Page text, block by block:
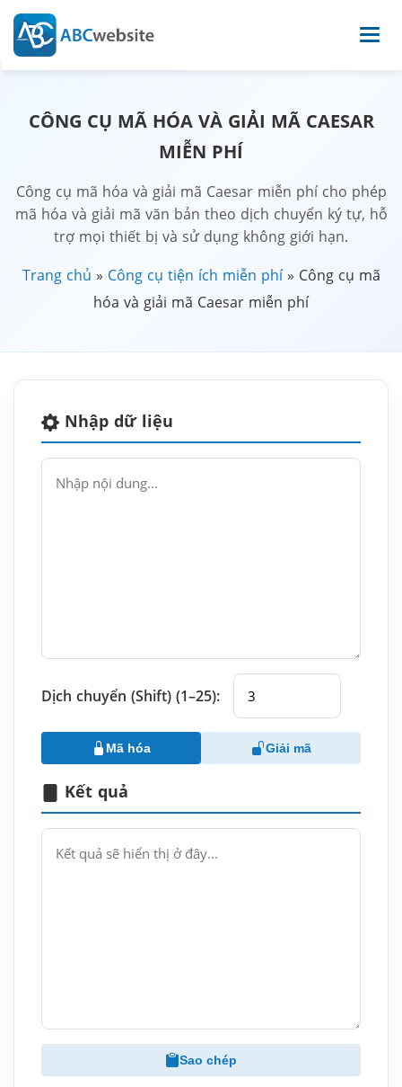
CÔNG CỤ MÃ HÓA VÀ GIẢI MÃ CAESAR
MIỄN PHÍ
Công cụ mã hóa và giải mã Caesar miễn phí cho phép
mã hóa và giải mã văn bản theo dịch chuyển ký tự, hỗ
trợ mọi thiết bị và sử dụng không giới hạn.
Trang chủ » Công cụ tiện ích miễn phí» Công cụ mã
hóa và giải mã Caesar miễn phí
Nhập dữ liệu
Dịch chuyển (Shift) (1–25):
Mã hóa Giải mã
Kết quả
Sao chép